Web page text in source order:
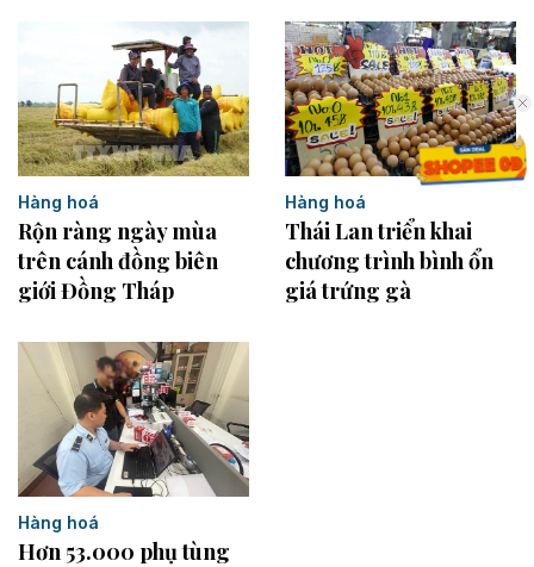
Hàng hoá
Rộn ràng ngày mùa
trên cánh đồng biên
giới Đồng Tháp
Hàng hoá
Thái Lan triển khai
chương trình bình ổn
giá trứng gà
Hàng hoá
Hơn 53.000 phụ tùng